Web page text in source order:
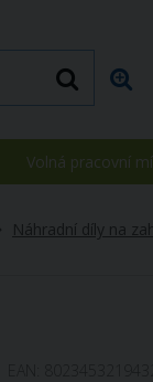
Volná pracovní
Náhradní díly na